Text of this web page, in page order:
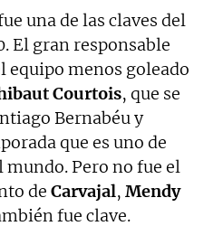
una de las claves del
El gran responsable
equipo menos goleado
Courtois, que se
Bernabéu y
que es uno de
Pero no fue el
de Carvajal, Mendy
fue clave.